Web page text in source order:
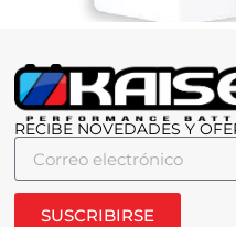
RECIBE NOVEDADES Y
SUSCRIBIRSE